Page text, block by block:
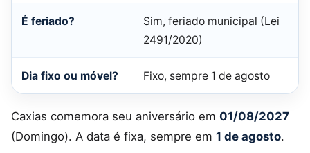
É feriado?
Sim, feriado municipal (Lei
2491/2020)
Dia fixo ou móvel? Fixo, sempre 1 de agosto
Caxias comemora seu aniversário em 01/08/2027
(Domingo). A data é fixa, sempre em 1 de agosto.